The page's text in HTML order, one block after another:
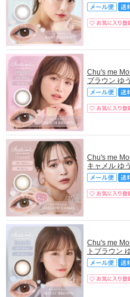
Chu's me
ブラウン ゆ
Chu's me
キャメル ゆ
Chu's me
トブラウン